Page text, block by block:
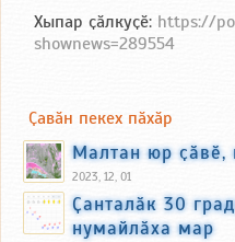
Хыпар ҫӑлкуҫӗ: https://
shownews=289554
Ҫавӑн пекех пӑхӑр
Малтан юр ҫӑвӗ,
2023, 12, 01
Ҫанталӑк 30
нумайлӑха мар